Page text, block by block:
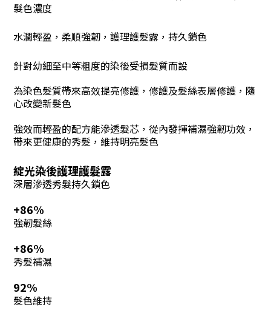
髮色濃度
水潤輕盈 ， 柔順強韌 ， 護理護髮露 ， 持久鎖色
針對幼細至中等粗度的染後受損髮質而設
為染色髮質帶來高效提亮修護 ， 修護及髮絲表層修護 ，隨
心改變新髮色
強效而輕盈的配方能滲透髮芯，從內發揮補濕強韌功效，
帶來更健康的秀髮，維持明亮髮色
綻光染後護理護髮露
深層滲透秀髮持久鎖色
+86%
強韌髮絲
+86%
秀髮補濕
92%
髮色維持